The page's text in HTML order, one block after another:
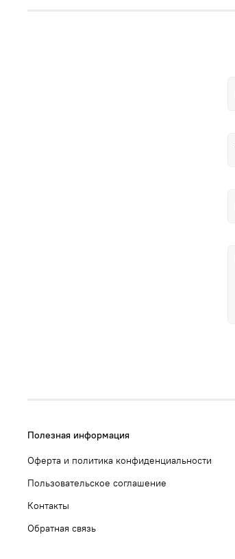
Полезная информация
Оферта и политика конфиденциальности
Пользовательское соглашение
Контакты
Обратная связь